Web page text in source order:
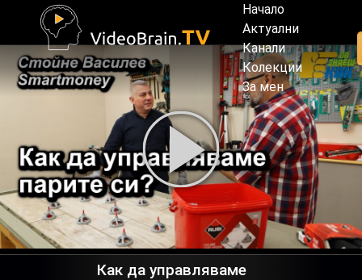
Начало
Актуални
Канали
Колекции
За мен
Как да управляваме